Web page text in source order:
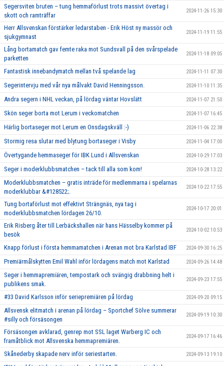
Segersviten bruten – tung hemmaförlust trots massivt övertag i
skott och ramträffar
2024-11-26 15:30
Herr Allsvenskan förstärker ledarstaben - Erik Höst ny massör och
sjukgymnast
2024-11-19 11:55
Lång bortamatch gav femte raka mot Sundsvall på den svårspelade
parketten
2024-11-18 09:05
Fantastisk innebandymatch mellan två spelande lag 2024-11-11 07:30
Segerintervju med vår nya målvakt David Henningsson. 2024-11-10 11:35
Andra segern i NHL veckan, på lördag väntar Hovslätt 2024-11-07 21:50
Skön seger borta mot Lerum i veckomatchen 2024-11-07 16:45
Härlig bortaseger mot Lerum en Onsdagskväll :-) 2024-11-06 22:38
Stormig resa slutar med blytung bortaseger i Visby 2024-11-04 17:00
Övertygande hemmaseger för IBK Lund i Allsvenskan 2024-10-29 17:03
Seger i moderklubbsmatchen – tack till alla som kom! 2024-10-28 13:22
Moderklubbsmatchen – gratis inträde för medlemmarna i spelarnas
moderklubbar &#128522;.
2024-10-22 17:55
Tung bortaförlust mot effektivt Strängnäs, nya tag i
moderklubbsmatchen lördagen 26/10.
2024-10-17 20:01
Erik Risberg åter till Lerbäckshallen när hans Hässelby kommer på
besök
2024-10-02 10:53
Knapp förlust i första hemmamatchen i Arenan mot bra Karlstad IBF 2024-09-30 16:25
Premiärmålskytten Emil Wahl inför lördagens match mot Karlstad 2024-09-26 14:48
Seger i hemmapremiären, tempostark och svängig drabbning helt i
publikens smak.
2024-09-23 17:55
#33 David Karlsson inför seriepremiären på lördag 2024-09-20 09:15
Allsvensk elitmatch i arenan på lördag – Sportchef Sölve summerar
#silly och försäsongen
2024-09-19 10:30
Försäsongen avklarad, genrep mot SSL laget Warberg IC och
framåtblick mot Allsvenska hemmapremiären.
2024-09-17 16:46
Skånederby skapade nerv inför seriestarten. 2024-09-13 19:10